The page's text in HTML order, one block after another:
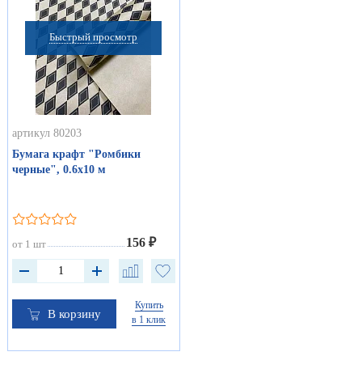
Быстрый просмотр
артикул 80203
Бумага крафт "Ромбики
черные", 0.6х10 м
от 1 шт 156 ₽
В корзину
Купить
в 1 клик